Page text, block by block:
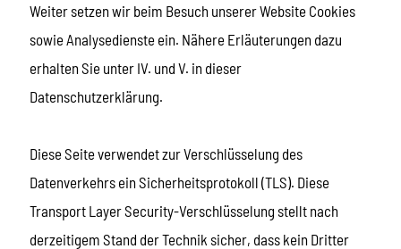
Weiter setzen wir beim Besuch unserer Website Cookies
sowie Analysedienste ein. Nähere Erläuterungen dazu
erhalten Sie unter IV. und V. in dieser
Datenschutzerklärung.
Diese Seite verwendet zur Verschlüsselung des
Datenverkehrs ein Sicherheitsprotokoll (TLS). Diese
Transport Layer Security-Verschlüsselung stellt nach
derzeitigem Stand der Technik sicher, dass kein Dritter